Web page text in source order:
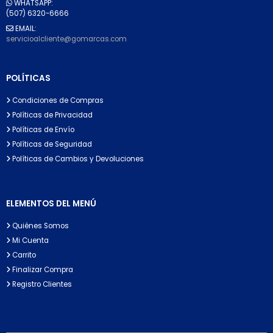
WHATSAPP:
(507) 6320-6666
EMAIL:
servicioalcliente@gomarcas.com
POLÍTICAS
Condiciones de Compras
Políticas de Privacidad
Políticas de Envío
Políticas de Seguridad
Políticas de Cambios y Devoluciones
ELEMENTOS DEL MENÚ
Quiénes Somos
Mi Cuenta
Carrito
Finalizar Compra
Registro Clientes